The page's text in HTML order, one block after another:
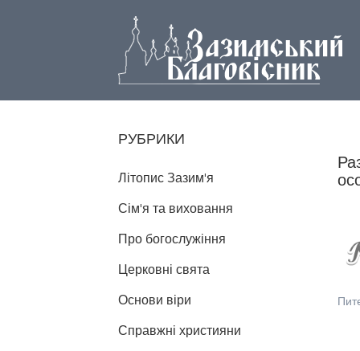
РУБРИКИ
Літопис Зазим'я
Сім'я та виховання
Про богослужіння
Церковні свята
Основи віри
Справжні християни